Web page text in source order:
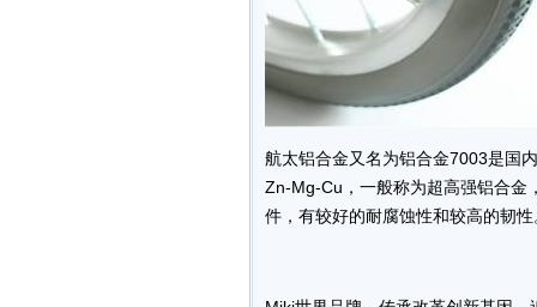
航太铝合金又名为铝合金7003是国
Zn-Mg-Cu，一般称为超高强铝合金
件，有较好的耐腐蚀性和较高的韧